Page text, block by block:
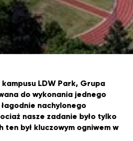
LDW Park, Grupa
do wykonania jednego
nachylonego
nasze zadanie było tylko
ten był kluczowym ogniwem w